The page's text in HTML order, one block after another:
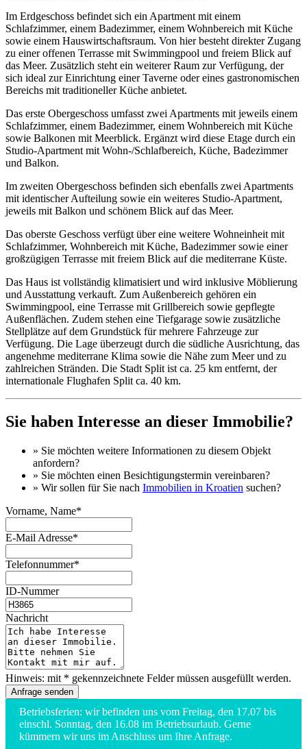
Im Erdgeschoss befindet sich ein Apartment mit einem
Schlafzimmer, einem Badezimmer, einem Wohnbereich mit Küche
sowie einem Hauswirtschaftsraum. Von hier besteht direkter Zugang
zu einer offenen Terrasse mit Swimmingpool und freiem Blick auf
das Meer. Zusätzlich steht ein weiterer Raum zur Verfügung, der
sich ideal zur Einrichtung einer Taverne oder eines gastronomischen
Bereichs mit traditioneller Küche anbietet.
Das erste Obergeschoss umfasst zwei Apartments mit jeweils einem
Schlafzimmer, einem Badezimmer, einem Wohnbereich mit Küche
sowie Balkonen mit Meerblick. Ergänzt wird diese Etage durch ein
Studio-Apartment mit Wohn-/Schlafbereich, Küche, Badezimmer
und Balkon.
Im zweiten Obergeschoss befinden sich ebenfalls zwei Apartments
mit identischer Aufteilung sowie ein weiteres Studio-Apartment,
jeweils mit Balkon und schönem Blick auf das Meer.
Das oberste Geschoss verfügt über eine weitere Wohneinheit mit
Schlafzimmer, Wohnbereich mit Küche, Badezimmer sowie einer
großzügigen Terrasse mit freiem Blick auf die mediterrane Küste.
Das Haus ist vollständig klimatisiert und wird inklusive Möblierung
und Ausstattung verkauft. Zum Außenbereich gehören ein
Swimmingpool, eine Terrasse mit Grillbereich sowie gepflegte
Außenflächen. Zudem stehen eine Tiefgarage sowie zusätzliche
Stellplätze auf dem Grundstück für mehrere Fahrzeuge zur
Verfügung. Die Lage überzeugt durch die südliche Ausrichtung, das
angenehme mediterrane Klima sowie die Nähe zum Meer und zu
zahlreichen Stränden. Die Stadt Split ist ca. 25 km entfernt, der
internationale Flughafen Split ca. 40 km.
Sie haben Interesse an dieser Immobilie?
» Sie möchten weitere Informationen zu diesem Objekt
anfordern?
» Sie möchten einen Besichtigungstermin vereinbaren?
» Wir sollen für Sie nach Immobilien in Kroatien suchen?
Vorname, Name*
E-Mail Adresse*
Telefonnummer*
ID-Nummer
Nachricht
Hinweis: mit * gekennzeichnete Felder müssen ausgefüllt werden.
Betriebsferien: wir befinden uns vom Freitag, den 17.07 bis
einschl. Sonntag, den 16.08 im Betriebsurlaub. Gerne
kümmern wir uns im Anschluss um Ihre Anfrage.